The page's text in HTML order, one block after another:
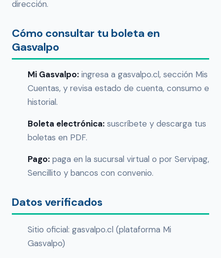
dirección.
Cómo consultar tu boleta en
Gasvalpo
Mi Gasvalpo: ingresa a gasvalpo.cl, sección Mis
Cuentas, y revisa estado de cuenta, consumo e
historial.
Boleta electrónica: suscríbete y descarga tus
boletas en PDF.
Pago: paga en la sucursal virtual o por Servipag,
Sencillito y bancos con convenio.
Datos verificados
Sitio oficial: gasvalpo.cl (plataforma Mi
Gasvalpo)